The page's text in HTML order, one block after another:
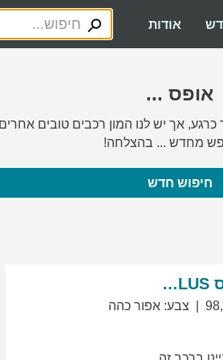
אודות
אופס ...
אך יש לנו המון רכבים טובים
מחדש ... בהצלחה!
חיפוש חדש
LT PLUS
צבע: אפור כהה